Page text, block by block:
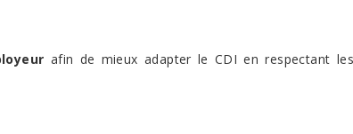
afin de mieux adapter le CDI en respectant les